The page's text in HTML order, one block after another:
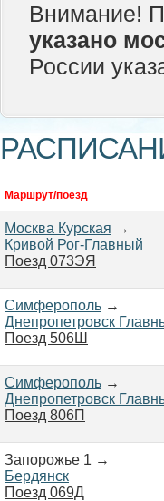
Внимание!
указано
России
Маршрут/поезд
Москва Курская →
Кривой Рог-Главный
Поезд 073ЭЯ
Симферополь →
Днепропетровск
Поезд 506Ш
Симферополь →
Днепропетровск
Поезд 806П
Запорожье 1 →
Бердянск
Поезд 069Д